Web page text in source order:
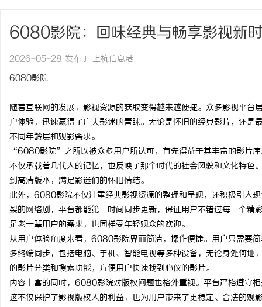
6080影院：回味经典与畅享影视新
2026-05-28 发布于 上杭信息港
6080影院
随着互联网的发展，影视资源的获取变得越来越便捷。众多影视平
户体验，迅速赢得了广大影迷的青睐。无论是怀旧的经典影片，还
不同年龄层和观影需求。
“6080影院”之所以被众多用户所认可，首先得益于其丰富的影片
不仅承载着几代人的记忆，也反映了那个时代的社会风貌和文化特
到高清版本，满足影迷们的怀旧情结。
此外，6080影院不仅注重经典影视资源的整理和呈现，还积极引入
裂的网络剧，平台都能第一时间同步更新，保证用户不错过每一个
足老一辈用户的需求，也同样受年轻观众的欢迎。
从用户体验角度来看，6080影院界面简洁，操作便捷。用户只需要
多终端同步，包括电脑、手机、智能电视等多种设备，无论身处何
的影片分类和搜索功能，方便用户快速找到心仪的影片。
内容丰富的同时，6080影院对版权问题也格外重视。平台严格遵守
这不仅保护了影视版权人的利益，也为用户带来了更稳定、合法的观